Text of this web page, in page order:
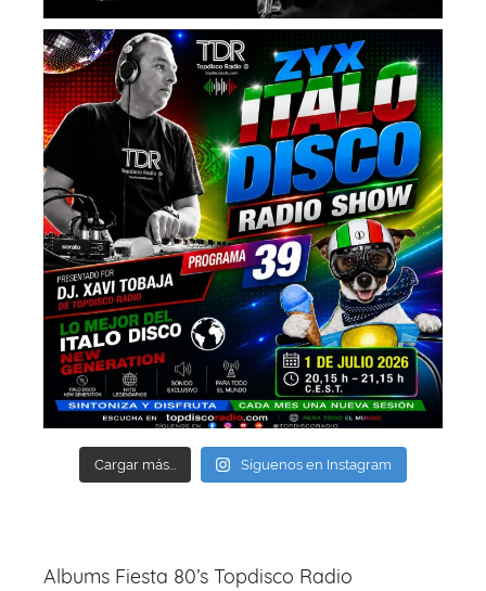
Cargar más... Síguenos en Instagram
Albums Fiesta 80’s Topdisco Radio